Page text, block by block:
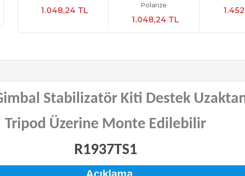
1.048,24 TL
Polarize
1.048,24 TL
Stabilizatör Kiti Destek
Tripod Üzerine Monte Edilebilir
R1937TS1